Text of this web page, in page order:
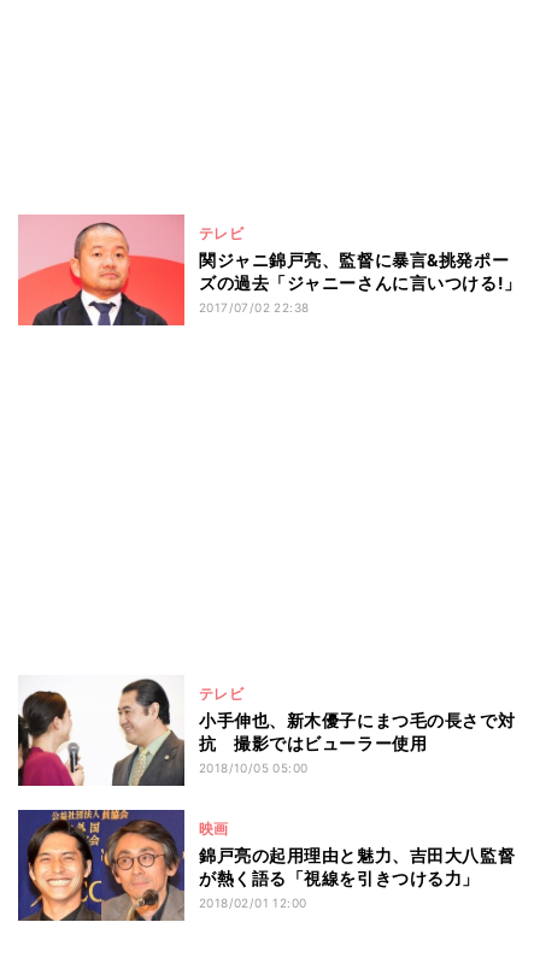
テレビ
関ジャニ錦戸亮、監督に暴言&挑発ポー
ズの過去「ジャニーさんに言いつける!」
2017/07/02 22:38
テレビ
小手伸也、新木優子にまつ毛の長さで対
抗 撮影ではビューラー使用
2018/10/05 05:00
映画
錦戸亮の起用理由と魅力、吉田大八監督
が熱く語る「視線を引きつける力」
2018/02/01 12:00